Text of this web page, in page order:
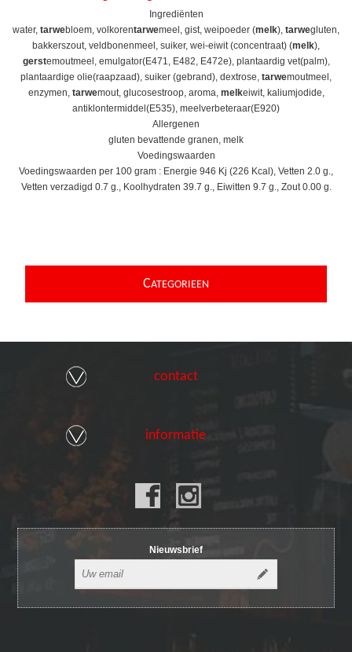
Ingrediënten
water, tarwebloem, volkorentarwemeel, gist, weipoeder (melk), tarwegluten,
bakkerszout, veldbonenmeel, suiker, wei-eiwit (concentraat) (melk),
gerstemoutmeel, emulgator(E471, E482, E472e), plantaardig vet(palm),
plantaardige olie(raapzaad), suiker (gebrand), dextrose, tarwemoutmeel,
enzymen, tarwemout, glucosestroop, aroma, melkeiwit, kaliumjodide,
antiklontermiddel(E535), meelverbeteraar(E920)
Allergenen
gluten bevattende granen, melk
Voedingswaarden
Voedingswaarden per 100 gram : Energie 946 Kj (226 Kcal), Vetten 2.0 g.,
Vetten verzadigd 0.7 g., Koolhydraten 39.7 g., Eiwitten 9.7 g., Zout 0.00 g.
CATEGORIEEN
contact
informatie
Nieuwsbrief